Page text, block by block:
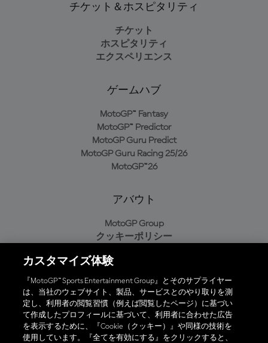
チケット＆ホスピタリティ
チケット
ホスピタリティ
エクスペリエンス
ゲームハブ
MotoGP™ Fantasy
MotoGP™ Predictor
MotoGP Guru Predict
MotoGP Guru Racing 25/26
MotoGP™26
アバウト
MotoGP Group
クッキーポリシー
プライバシーポリシー
購入ポリシー
オフィシャルアプリ
カスタマイズ体験
『MotoGP™ Sports Entertainment Group』とそのサプライヤー
は、当社のウェブサイト、製品、サービスとのやり取りを測
定し、利用者の閲覧習慣（例えば閲覧したページ）に基づい
て作成したプロフィールに基づいて、利用者に合わせた広告
を表示するために、『Cookie（クッキー）』や同様の技術を
使用しています。『全てを有効にする』をクリックすると、